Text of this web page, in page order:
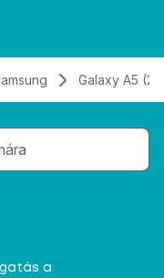
Galaxy A5
keresési
a